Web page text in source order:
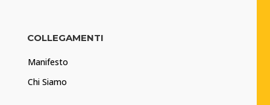
COLLEGAMENTI
Manifesto
Chi Siamo